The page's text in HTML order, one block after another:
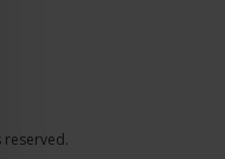
reserved.